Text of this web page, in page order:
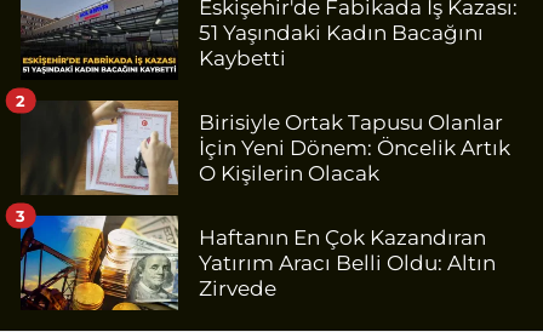
Eskişehir'de Fabikada İş Kazası:
51 Yaşındaki Kadın Bacağını
Kaybetti
Birisiyle Ortak Tapusu Olanlar
İçin Yeni Dönem: Öncelik Artık
O Kişilerin Olacak
2
Haftanın En Çok Kazandıran
Yatırım Aracı Belli Oldu: Altın
Zirvede
3